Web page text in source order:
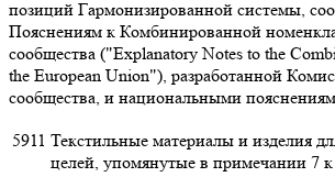
позиций Гармонизированной системы,
Пояснениям к Комбинированной
сообщества ("Explanatory Notes to the
the European Union"), разработанной
сообщества, и национальными
5911 Текстильные материалы и изделия
целей, упомянутые в примечании 7